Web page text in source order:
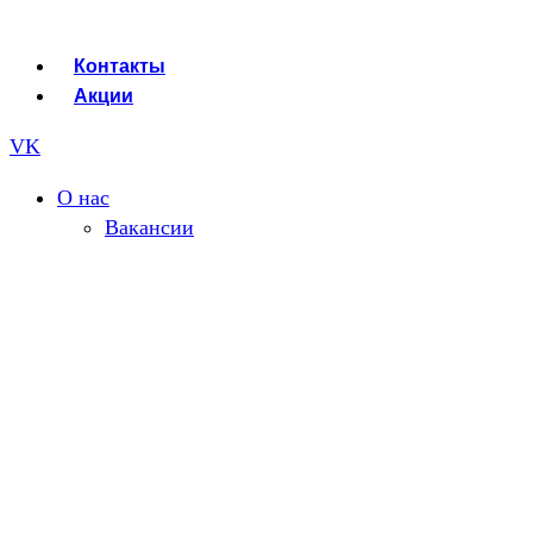
Контакты
Акции
VK
О нас
Вакансии